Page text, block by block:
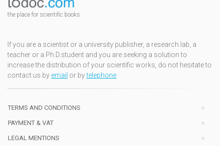
the place for scientific books
If you are a scientist or a university publisher, a research lab, a
teacher or a Ph.D.student and you are seeking a solution to
increase the distribution of your scientific works, do not hesitate to
contact us by email or bytelephone
TERMS AND CONDITIONS
PAYMENT & VAT
LEGAL MENTIONS